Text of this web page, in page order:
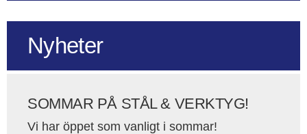
Nyheter
SOMMAR PÅ STÅL & VERKTYG!
Vi har öppet som vanligt i sommar!